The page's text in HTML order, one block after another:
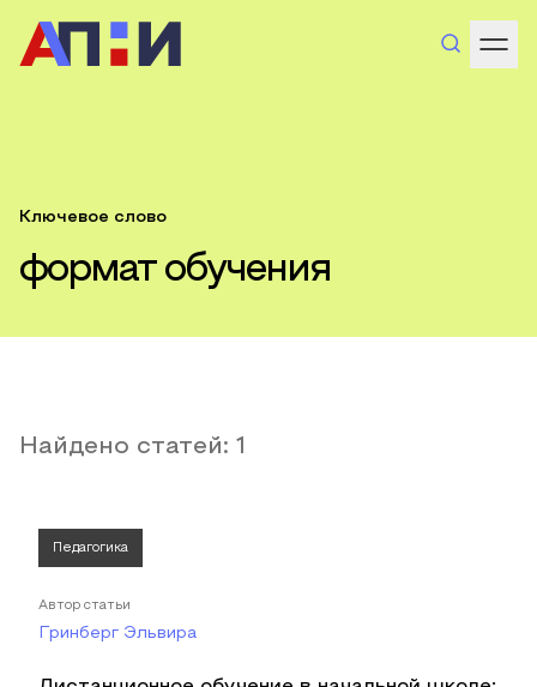
Ключевое слово
формат обучения
Найдено статей: 1
Педагогика
Автор статьи
Гринберг Эльвира